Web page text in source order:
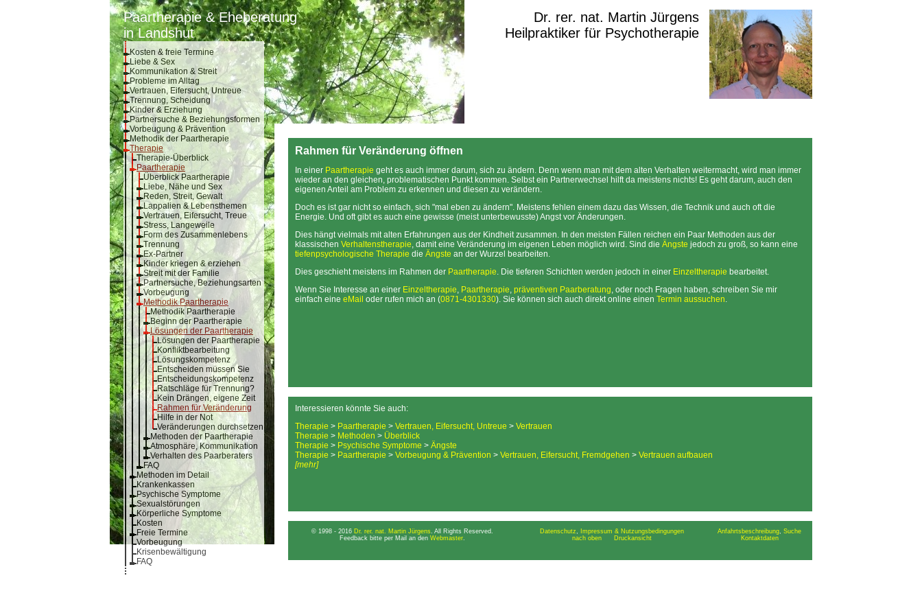
Paartherapie & Eheberatung
in Landshut
Dr. rer. nat. Martin Jürgens
Heilpraktiker für Psychotherapie
Kosten & freie Termine
Liebe & Sex
Kommunikation & Streit
Probleme im Alltag
Vertrauen, Eifersucht, Untreue
Trennung, Scheidung
Kinder & Erziehung
Partnersuche & Beziehungsformen
Vorbeugung & Prävention
Methodik der Paartherapie
Therapie
Therapie-Überblick
Paartherapie
Überblick Paartherapie
Liebe, Nähe und Sex
Reden, Streit, Gewalt
Lappalien & Lebensthemen
Vertrauen, Eifersucht, Treue
Stress, Langeweile
Form des Zusammenlebens
Trennung
Ex-Partner
Kinder kriegen & erziehen
Streit mit der Familie
Partnersuche, Beziehungsarten
Vorbeugung
Methodik Paartherapie
Methodik Paartherapie
Beginn der Paartherapie
Lösungen der Paartherapie
Lösungen der Paartherapie
Konfliktbearbeitung
Lösungskompetenz
Entscheiden müssen Sie
Entscheidungskompetenz
Ratschläge für Trennung?
Kein Drängen, eigene Zeit
Rahmen für Veränderung
Hilfe in der Not
Veränderungen durchsetzen
Methoden der Paartherapie
Atmosphäre, Kommunikation
Verhalten des Paarberaters
FAQ
Methoden im Detail
Krankenkassen
Psychische Symptome
Sexualstörungen
Körperliche Symptome
Kosten
Freie Termine
Vorbeugung
Krisenbewältigung
FAQ
Rahmen für Veränderung öffnen
In einer Paartherapie geht es auch immer darum, sich zu ändern. Denn wenn man mit dem alten Verhalten weitermacht, wird man immer
wieder an den gleichen, problematischen Punkt kommen. Selbst ein Partnerwechsel hilft da meistens nichts! Es geht darum, auch den
eigenen Anteil am Problem zu erkennen und diesen zu verändern.
Doch es ist gar nicht so einfach, sich "mal eben zu ändern". Meistens fehlen einem dazu das Wissen, die Technik und auch oft die
Energie. Und oft gibt es auch eine gewisse (meist unterbewusste) Angst vor Änderungen.
Dies hängt vielmals mit alten Erfahrungen aus der Kindheit zusammen. In den meisten Fällen reichen ein Paar Methoden aus der
klassischen Verhaltenstherapie, damit eine Veränderung im eigenen Leben möglich wird. Sind die Ängste jedoch zu groß, so kann eine
tiefenpsychologische Therapie die Ängste an der Wurzel bearbeiten.
Dies geschieht meistens im Rahmen der Paartherapie. Die tieferen Schichten werden jedoch in einer Einzeltherapie bearbeitet.
Wenn Sie Interesse an einer Einzeltherapie, Paartherapie, präventiven Paarberatung, oder noch Fragen haben, schreiben Sie mir
einfach eine eMail oder rufen mich an (0871-4301330). Sie können sich auch direkt online einen Termin aussuchen.
Interessieren könnte Sie auch:
Therapie > Paartherapie > Vertrauen, Eifersucht, Untreue > Vertrauen
Therapie > Methoden > Überblick
Therapie > Psychische Symptome > Ängste
Therapie > Paartherapie > Vorbeugung & Prävention > Vertrauen, Eifersucht, Fremdgehen > Vertrauen aufbauen
[mehr]
© 1998 - 2016 Dr. rer. nat. Martin Jürgens. All Rights Reserved.
Feedback bitte per Mail an den Webmaster.
Datenschutz,
Impressum & Nutzungsbedingungen
nach oben
Druckansicht
Anfahrtsbeschreibung, Suche
Kontaktdaten